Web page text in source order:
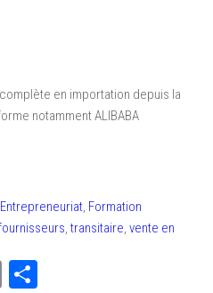
en importation depuis la
notamment ALIBABA
Entrepreneuriat, Formation
, transitaire, vente en
Email